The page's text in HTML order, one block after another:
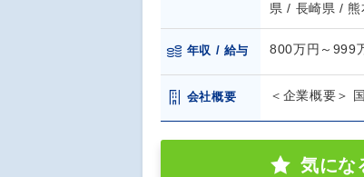
県 / 長崎県 /
年収 / 給与 800万円～999
会社概要 ＜企業概要＞
気にな